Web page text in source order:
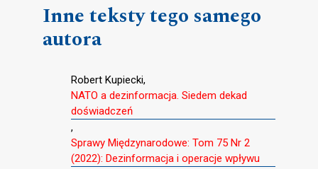
Inne teksty tego samego
autora
Robert Kupiecki,
NATO a dezinformacja. Siedem dekad
doświadczeń
,
Sprawy Międzynarodowe: Tom 75 Nr 2
(2022): Dezinformacja i operacje wpływu